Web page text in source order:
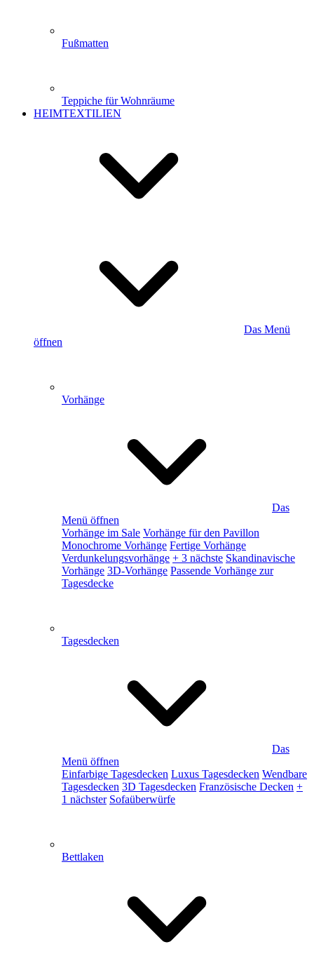
Fußmatten
Teppiche für Wohnräume
HEIMTEXTILIEN
Das Menü
öffnen
Vorhänge
Das
Menü öffnen
Vorhänge im Sale Vorhänge für den Pavillon
Monochrome Vorhänge Fertige Vorhänge
Verdunkelungsvorhänge + 3 nächste Skandinavische
Vorhänge 3D-Vorhänge Passende Vorhänge zur
Tagesdecke
Tagesdecken
Das
Menü öffnen
Einfarbige Tagesdecken Luxus Tagesdecken Wendbare
Tagesdecken 3D Tagesdecken Französische Decken +
1 nächster Sofaüberwürfe
Bettlaken